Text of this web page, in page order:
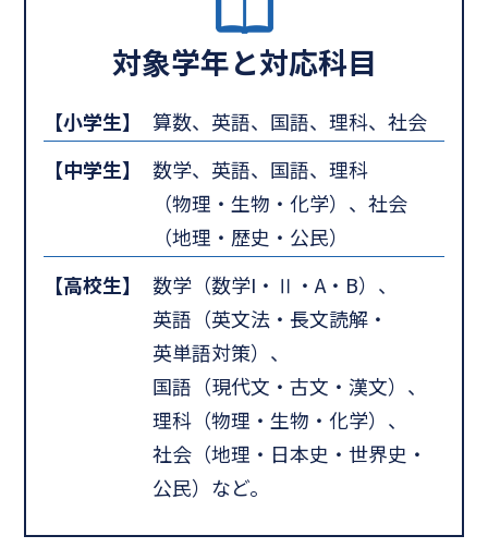
対象学年と対応科目
【小学生】
算数、英語、国語、理科、社会
【中学生】
数学、英語、国語、理科
（物理・生物・化学）、社会
（地理・歴史・公民）
【高校生】
数学（数学I・Ⅱ・A・B）、
英語（英文法・長文読解・
英単語対策）、
国語（現代文・古文・漢文）、
理科（物理・生物・化学）、
社会（地理・日本史・世界史・
公民）など。